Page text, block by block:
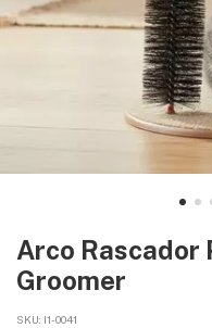
Arco Rascador
Groomer
SKU: I1-0041